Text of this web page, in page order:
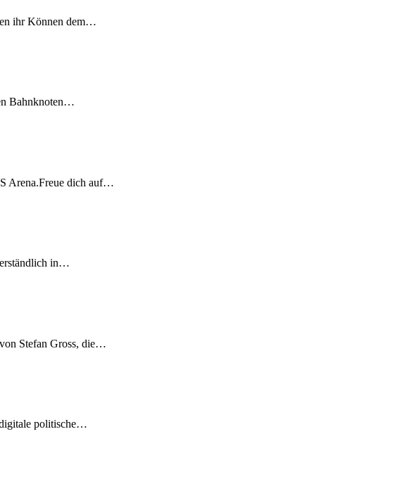
ihr Können dem…
Bahnknoten…
Arena.Freue dich auf…
in…
Stefan Gross, die…
politische…